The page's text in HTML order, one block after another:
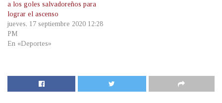
a los goles salvadoreños para
lograr el ascenso
jueves, 17 septiembre 2020 12:28
PM
En «Deportes»